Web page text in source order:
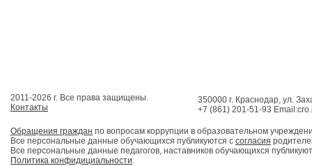
2011-2026 г. Все права защищены.
Контакты
350000 г. Краснодар, ул.
+7 (861) 201-51-93
Обращения граждан по вопросам коррупции в образовательном
Все персональные данные обучающихся публикуются с согласия
Все персональные данные педагогов, наставников обучающихся
Политика конфидициальности.